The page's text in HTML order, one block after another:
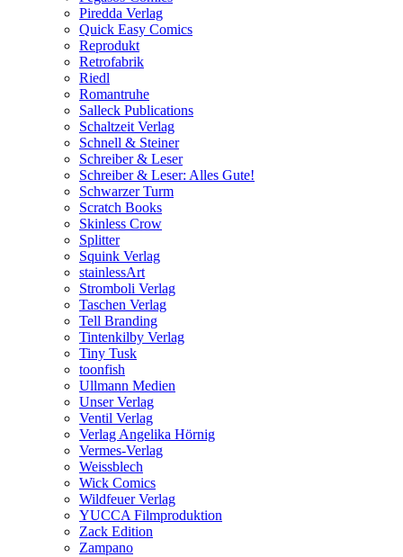
Piredda Verlag
Quick Easy Comics
Reprodukt
Retrofabrik
Riedl
Romantruhe
Salleck Publications
Schaltzeit Verlag
Schnell & Steiner
Schreiber & Leser
Schreiber & Leser: Alles Gute!
Schwarzer Turm
Scratch Books
Skinless Crow
Splitter
Squink Verlag
stainlessArt
Stromboli Verlag
Taschen Verlag
Tell Branding
Tintenkilby Verlag
Tiny Tusk
toonfish
Ullmann Medien
Unser Verlag
Ventil Verlag
Verlag Angelika Hörnig
Vermes-Verlag
Weissblech
Wick Comics
Wildfeuer Verlag
YUCCA Filmproduktion
Zack Edition
Zampano